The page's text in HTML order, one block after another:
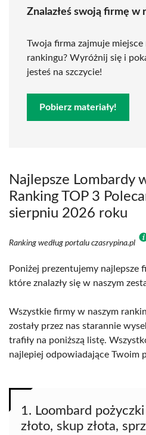
Znalazłeś swoją firmę w
Twoja firma zajmuje
rankingu? Wyróżnij się i
jesteś na szczycie!
Pobierz materiały!
Najlepsze Lombardy
Ranking TOP 3
sierpniu 2026 roku
Ranking według portalu czasrypina.pl
Poniżej prezentujemy najlepsze
które znalazły się w naszym
Wszystkie firmy w naszym
zostały przez nas starannie
trafiły na poniższą listę.
najlepiej odpowiadające Twoim
1. Loombard
złoto, skup złota,